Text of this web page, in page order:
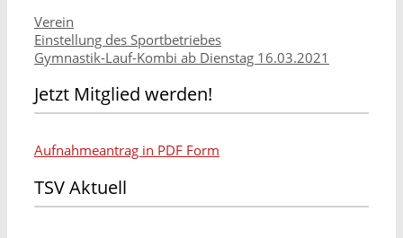
Kategorien
Verein
Beitrags-
Navigation
Einstellung des Sportbetriebes
Gymnastik-Lauf-Kombi ab Dienstag 16.03.2021
Jetzt Mitglied werden!
Aufnahmeantrag in PDF Form
TSV Aktuell